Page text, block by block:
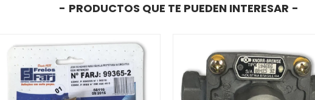
PRODUCTOS QUE TE PUEDEN INTERESAR